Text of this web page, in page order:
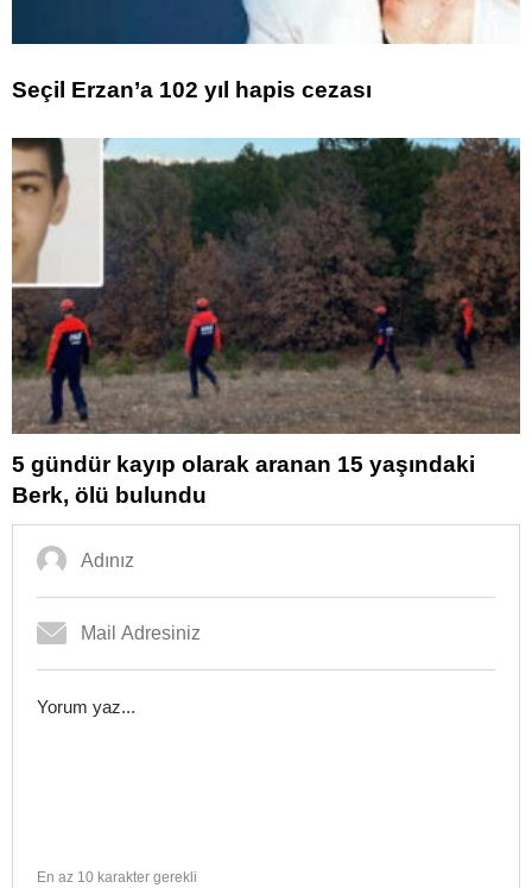
Seçil Erzan’a 102 yıl hapis cezası
5 gündür kayıp olarak aranan 15 yaşındaki
Berk, ölü bulundu
En az 10 karakter gerekli